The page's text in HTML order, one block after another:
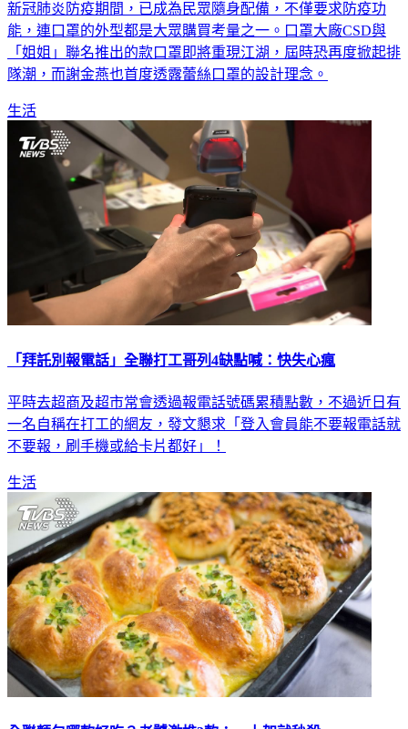
新冠肺炎防疫期間，已成為民眾隨身配備，不僅要求防疫功
能，連口罩的外型都是大眾購買考量之一。口罩大廠CSD與
「姐姐」聯名推出的款口罩即將重現江湖，屆時恐再度掀起排
隊潮，而謝金燕也首度透露蕾絲口罩的設計理念。
生活
「拜託別報電話」全聯打工哥列4缺點喊：快失心瘋
平時去超商及超市常會透過報電話號碼累積點數，不過近日有
一名自稱在打工的網友，發文懇求「登入會員能不要報電話就
不要報，刷手機或給卡片都好」！
生活